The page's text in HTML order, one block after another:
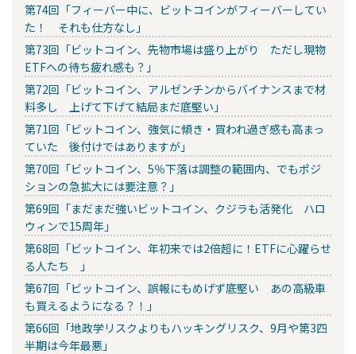
第74回「フィーバー中に、ビットコインがフィーバーしてい
た！ それも仕方なし」
第73回「ビットコイン、先物市場は盛り上がり ただし現物
ETFへの待ち疲れ感も？」
第72回「ビットコイン、アルゼンチンからバイナンスまで材
料多し 上げて下げて結局まだ底堅い」
第71回「ビットコイン、強気に傾き・買われ過ぎ感も高まっ
ていた 後付けではありますが」
第70回「ビットコイン、5％下落は調整の範囲内、でもポジ
ションの急拡大には要注意？」
第69回「まだまだ強いビットコイン、クジラも活発化 ハロ
ウィンで15周年」
第68回「ビットコイン、年初来では2倍超に！ETFに心躍らせ
る人たち 」
第67回「ビットコイン、誤報にもめげず底堅い あの高級車
も買えるようになる？！」
第66回「地政学リスクよりもハッキングリスク、9月や第3四
半期は今年最悪」